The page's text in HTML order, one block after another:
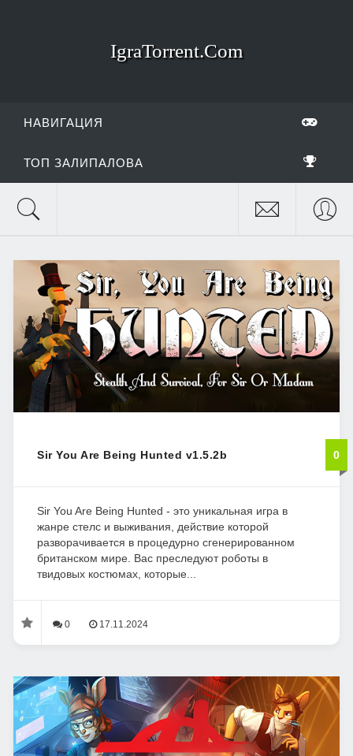
IgraTorrent.Com
НАВИГАЦИЯ
ТОП ЗАЛИПАЛОВА
Sir You Are Being Hunted v1.5.2b 0
Sir You Are Being Hunted - это уникальная игра в
жанре стелс и выживания, действие которой
разворачивается в процедурно сгенерированном
британском мире. Вас преследуют роботы в
твидовых костюмах, которые...
0 17.11.2024